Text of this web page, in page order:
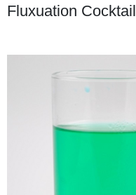
Fluxuation Cocktail